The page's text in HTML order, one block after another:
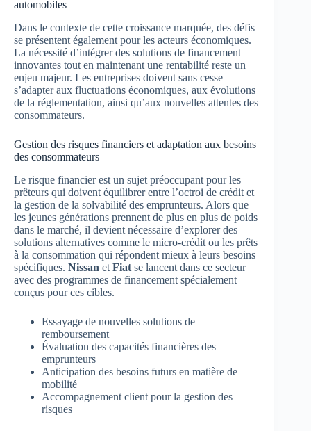
automobiles
Dans le contexte de cette croissance marquée, des défis
se présentent également pour les acteurs économiques.
La nécessité d’intégrer des solutions de financement
innovantes tout en maintenant une rentabilité reste un
enjeu majeur. Les entreprises doivent sans cesse
s’adapter aux fluctuations économiques, aux évolutions
de la réglementation, ainsi qu’aux nouvelles attentes des
consommateurs.
Gestion des risques financiers et adaptation aux besoins
des consommateurs
Le risque financier est un sujet préoccupant pour les
prêteurs qui doivent équilibrer entre l’octroi de crédit et
la gestion de la solvabilité des emprunteurs. Alors que
les jeunes générations prennent de plus en plus de poids
dans le marché, il devient nécessaire d’explorer des
solutions alternatives comme le micro-crédit ou les prêts
à la consommation qui répondent mieux à leurs besoins
spécifiques. Nissan et Fiat se lancent dans ce secteur
avec des programmes de financement spécialement
conçus pour ces cibles.
Essayage de nouvelles solutions de
remboursement
Évaluation des capacités financières des
emprunteurs
Anticipation des besoins futurs en matière de
mobilité
Accompagnement client pour la gestion des
risques